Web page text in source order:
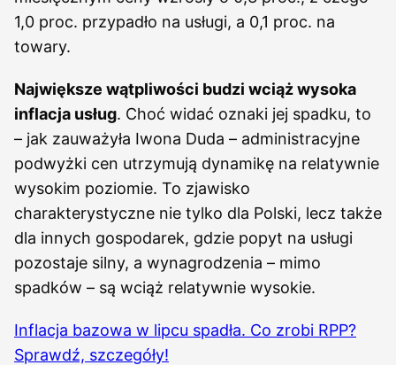
1,0 proc. przypadło na usługi, a 0,1 proc. na
towary.
Największe wątpliwości budzi wciąż wysoka
inflacja usług. Choć widać oznaki jej spadku, to
– jak zauważyła Iwona Duda – administracyjne
podwyżki cen utrzymują dynamikę na relatywnie
wysokim poziomie. To zjawisko
charakterystyczne nie tylko dla Polski, lecz także
dla innych gospodarek, gdzie popyt na usługi
pozostaje silny, a wynagrodzenia – mimo
spadków – są wciąż relatywnie wysokie.
Inflacja bazowa w lipcu spadła. Co zrobi RPP?
Sprawdź, szczegóły!